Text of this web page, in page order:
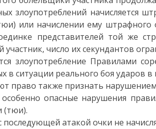
злоупотреблений начисляется
или начислении ему
представителей той же
участник, число их секундантов
злоупотребление Правилами
в ситуации реального боя ударов
право также признать
особенно опасные нарушения
(тюи).
последующей атакой очки не